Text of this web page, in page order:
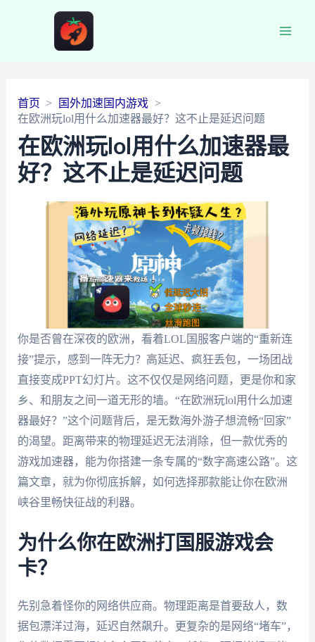
首页
国外加速国内游戏
在欧洲玩lol用什么加速器最好？这不止是延迟问题
在欧洲玩lol用什么加速器最
好？这不止是延迟问题
你是否曾在深夜的欧洲，看着LOL国服客户端的“重新连
接”提示，感到一阵无力？高延迟、疯狂丢包，一场团战
直接变成PPT幻灯片。这不仅仅是网络问题，更是你和家
乡、和朋友之间一道无形的墙。“在欧洲玩lol用什么加速
器最好？”这个问题背后，是无数海外游子想流畅“回家”
的渴望。距离带来的物理延迟无法消除，但一款优秀的
游戏加速器，能为你搭建一条专属的“数字高速公路”。这
篇文章，就为你彻底拆解，如何选择那款能让你在欧洲
峡谷里畅快征战的利器。
为什么你在欧洲打国服游戏会
卡？
先别急着怪你的网络供应商。物理距离是首要敌人，数
据包漂洋过海，延迟自然飙升。更复杂的是网络“堵车”，